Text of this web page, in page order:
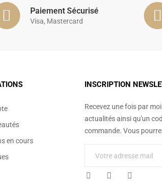
Paiement Sécurisé
Visa, Mastercard
en cours
INSCRIPTION
Recevez une fois par
actualités ainsi qu'un
commande. Vous